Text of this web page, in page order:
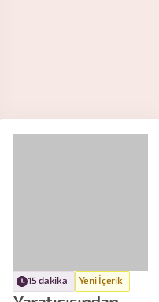
15 dakika Yeni İçerik